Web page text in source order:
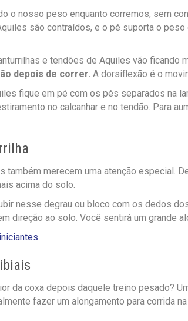
o nosso peso enquanto corremos, sem
são contraídos, e o pé suporta o
e tendões de Aquiles vão
depois de correr. A dorsiflexão é o
fique em pé com os pés separados na
no calcanhar e no tendão. Para
merecem uma atenção especial.
acima do solo.
nesse degrau ou bloco com os dedos
direção ao solo. Você sentirá um grande
da coxa depois daquele treino pesado?
fazer um alongamento para corrida